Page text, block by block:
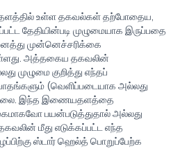
உள்ள தகவல்கள் தற்போதைய,
தேதியின்படி முழுமையாக இருப்பதை
முன்னெச்சரிக்கை
அத்தகைய தகவலின்
முழுமை குறித்து எந்தப்
(வெளிப்படையாக அல்லது
இந்த இணையதளத்தை
பயன்படுத்துதால் அல்லது
மீது எடுக்கப்பட்ட எந்த
ஸ்டார் ஹெல்த் பொறுப்பேற்க